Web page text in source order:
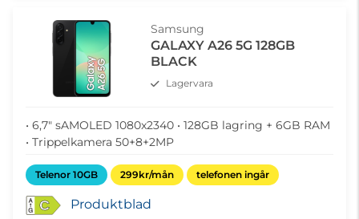
Samsung
GALAXY A26 5G 128GB
BLACK
Lagervara
• 6,7" sAMOLED 1080x2340 • 128GB lagring + 6GB RAM
• Trippelkamera 50+8+2MP
Telenor 10GB 299kr/mån telefonen ingår
C Produktblad